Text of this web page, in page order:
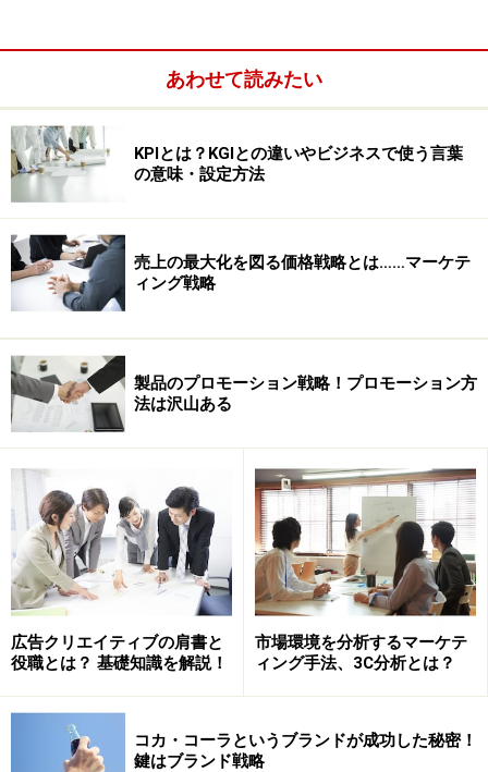
本マクドナルド。
マクドナルドは、かつてデフレ化が進む日本経済におい
て平日半額キャンペーンと銘打って通常価格が130円の
ハンバーガーを65円に設定。昼食費を節約したいサラリ
ーマンなどを中心に客足が急増し、「デフレ時代の勝ち
組」として業績を伸ばした実績もあります。
ところが、極端な低価格戦略は「ハンバーガ＝安価な食
べ物」というイメージにつながり、それまでに築いてき
たブランドが大きく失墜。加えて、一時期1ドル＝140円
水準まで進んだ円安による原材料費の高騰などで日本マ
クドナルドは赤字に転落して窮地に立たされることにな
あわせて読みたい
KPIとは？KGIとの違いやビジネスで使う言葉
の意味・設定方法
売上の最大化を図る価格戦略とは……マーケテ
ィング戦略
製品のプロモーション戦略！プロモーション方
法は沢山ある
広告クリエイティブの肩書と
役職とは？ 基礎知識を解説！
市場環境を分析するマーケテ
ィング手法、3C分析とは？
コカ・コーラというブランドが成功した秘密！
鍵はブランド戦略